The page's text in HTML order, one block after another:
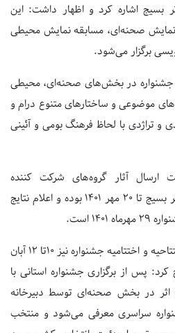
بسیج اشاره کرد و اظهار داشت: این
صحنه‌ای، مسابقه نمایش محیطی
برگزار می‌شود.
جشنواره در بخش‌های صحنه‌ای، محیطی
موضوعی و ساختارهای متنوع درام و
و تراژدی با لحاظ فرهنگ بومی و آئینی
ارسال آثار گروه‌های شرکت کننده
سیزدهمین جشنواره استانی تئاتر بسیج تا ۲۰ مهر ۱۴۰۱ بوده و اعلام نتایج
است.
وی با بیان اینکه تاریخ افتتاحیه و اختتامیه جشنواره نیز ۱۰تا ۱۲ آبان
کرد: پس از برگزاری جشنواره استانی با
انتخاب هئیت داوران ۲ اثر در بخش صحنه‌ای توسط دبیرخانه
سراسری معرفی می‌شود و منتخب